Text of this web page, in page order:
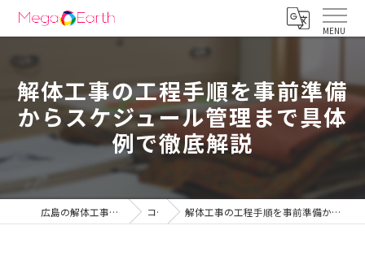
解体工事の工程手順を事前準備
からスケジュール管理まで具体
例で徹底解説
広島の解体工事は株式会社メガアース コラム 解体工事の工程手順を事前準備からスケジュール管理まで具体例で徹底解説